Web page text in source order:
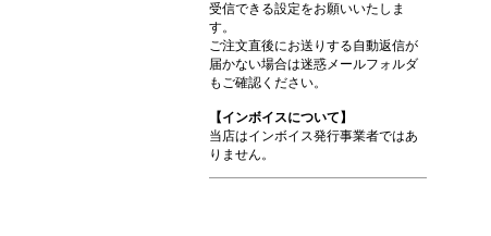
受信できる設定をお願いいたしま
す。
ご注文直後にお送りする自動返信が
届かない場合は迷惑メールフォルダ
もご確認ください。
【インボイスについて】
当店はインボイス発行事業者ではあ
りません。